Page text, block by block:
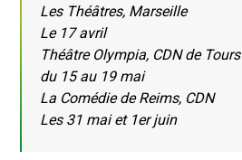
Les Théâtres, Marseille
Le 17 avril
Théâtre Olympia, CDN de Tours
du 15 au 19 mai
La Comédie de Reims, CDN
Les 31 mai et 1er juin